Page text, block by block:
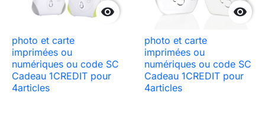

photo et carte
imprimées ou
numériques ou code SC
Cadeau 1CREDIT pour
4articles

photo et carte
imprimées ou
numériques ou code SC
Cadeau 1CREDIT pour
4articles